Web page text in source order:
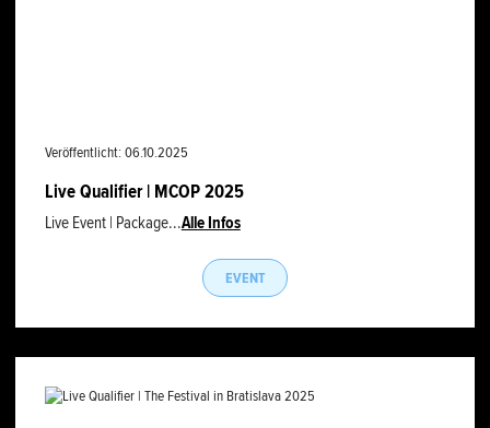
Veröffentlicht: 06.10.2025
Live Qualifier | MCOP 2025
Live Event | Package...Alle Infos
EVENT